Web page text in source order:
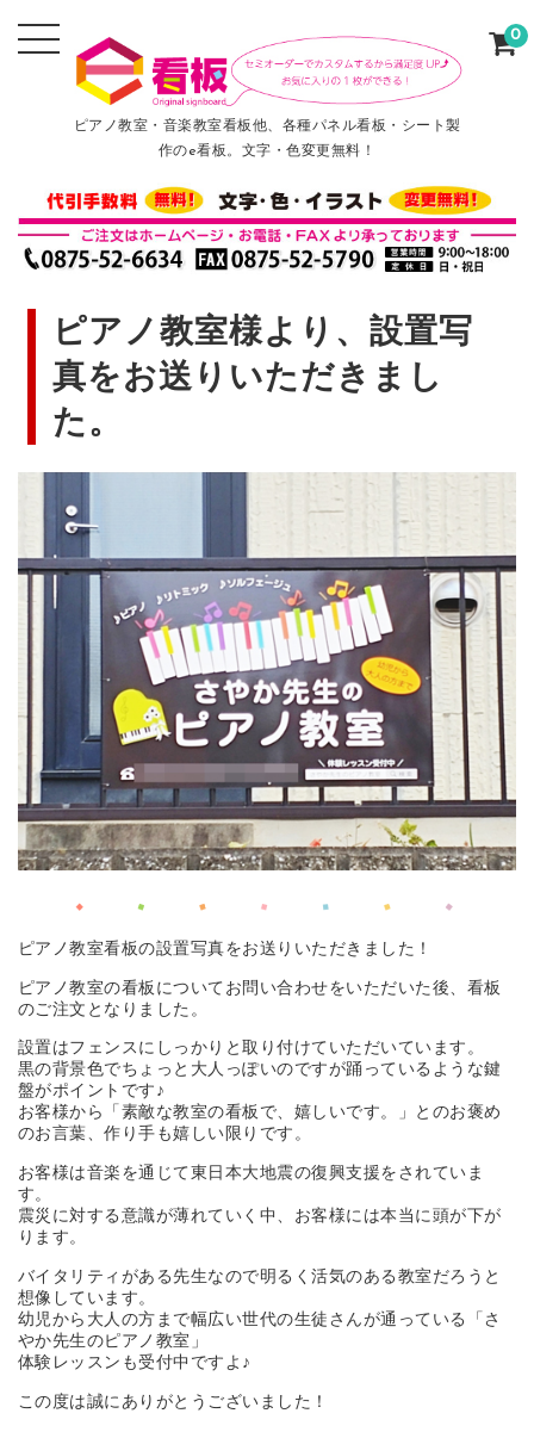
ピアノ教室・音楽教室看板他、各種パネル看板・シート製
作のe看板。文字・色変更無料！
0
ピアノ教室様より、設置写
真をお送りいただきまし
た。
ピアノ教室看板の設置写真をお送りいただきました！
ピアノ教室の看板についてお問い合わせをいただいた後、看板
のご注文となりました。
設置はフェンスにしっかりと取り付けていただいています。
黒の背景色でちょっと大人っぽいのですが踊っているような鍵
盤がポイントです♪
お客様から「素敵な教室の看板で、嬉しいです。」とのお褒め
のお言葉、作り手も嬉しい限りです。
お客様は音楽を通じて東日本大地震の復興支援をされていま
す。
震災に対する意識が薄れていく中、お客様には本当に頭が下が
ります。
バイタリティがある先生なので明るく活気のある教室だろうと
想像しています。
幼児から大人の方まで幅広い世代の生徒さんが通っている「さ
やか先生のピアノ教室」
体験レッスンも受付中ですよ♪
この度は誠にありがとうございました！